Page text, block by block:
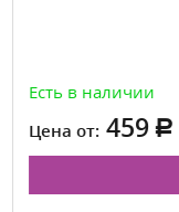
Есть в наличии
Цена от: 459